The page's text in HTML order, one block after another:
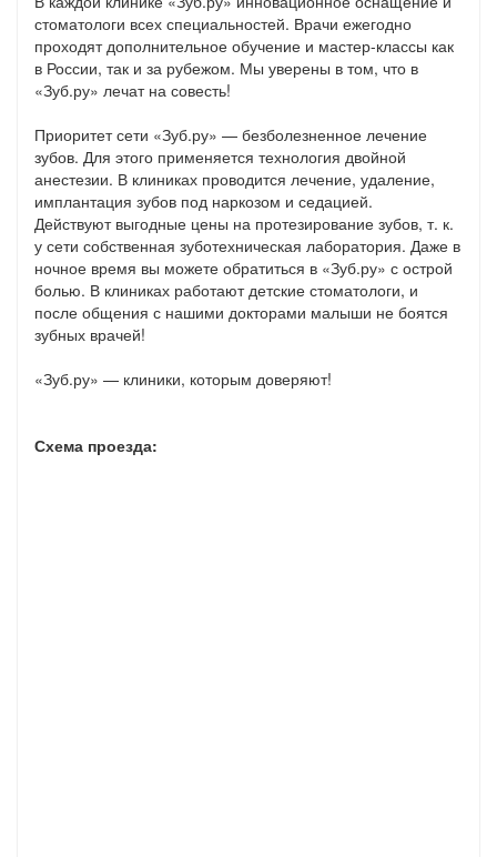
стоматологи всех специальностей. Врачи ежегодно
проходят дополнительное обучение и мастер-классы как
в России, так и за рубежом. Мы уверены в том, что в
«Зуб.ру» лечат на совесть!
Приоритет сети «Зуб.ру» — безболезненное лечение
зубов. Для этого применяется технология двойной
анестезии. В клиниках проводится лечение, удаление,
имплантация зубов под наркозом и седацией.
Действуют выгодные цены на протезирование зубов, т. к.
у сети собственная зуботехническая лаборатория. Даже в
ночное время вы можете обратиться в «Зуб.ру» с острой
болью. В клиниках работают детские стоматологи, и
после общения с нашими докторами малыши не боятся
зубных врачей!
«Зуб.ру» — клиники, которым доверяют!
Схема проезда: